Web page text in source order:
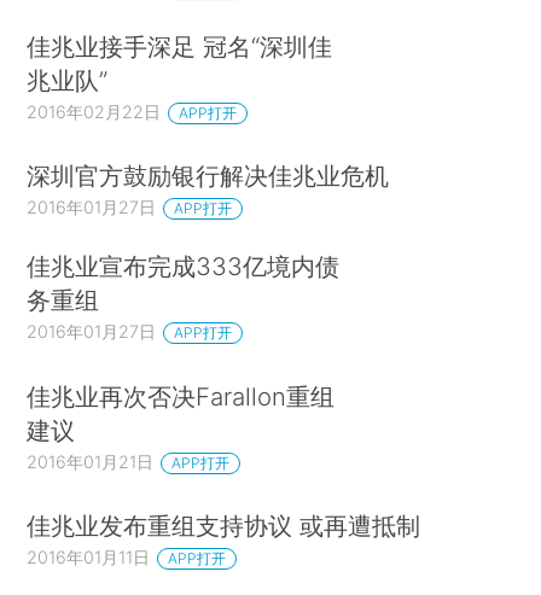
佳兆业接手深足 冠名“深圳佳
兆业队”
2016年02月22日 APP打开
深圳官方鼓励银行解决佳兆业危机
2016年01月27日 APP打开
佳兆业宣布完成333亿境内债
务重组
2016年01月27日 APP打开
佳兆业再次否决Farallon重组
建议
2016年01月21日 APP打开
佳兆业发布重组支持协议 或再遭抵制
2016年01月11日 APP打开